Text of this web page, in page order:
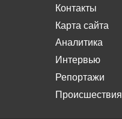
Контакты
Карта сайта
Аналитика
Интервью
Репортажи
Происшествия